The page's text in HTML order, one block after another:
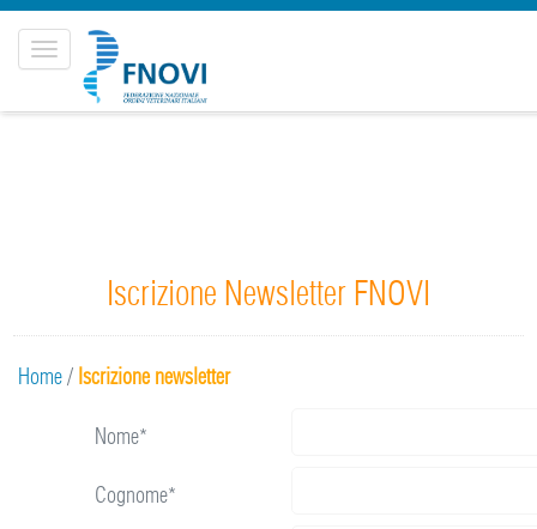
Toggle
navigation
Iscrizione Newsletter FNOVI
Home/ Iscrizione newsletter
Nome*
Cognome*